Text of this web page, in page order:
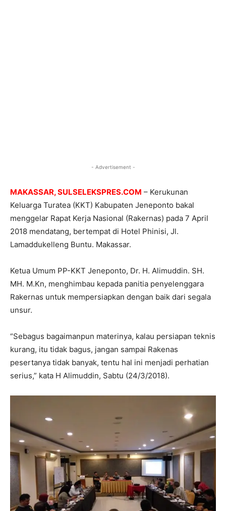
- Advertisement -
MAKASSAR, SULSELEKSPRES.COM – Kerukunan
Keluarga Turatea (KKT) Kabupaten Jeneponto bakal
menggelar Rapat Kerja Nasional (Rakernas) pada 7 April
2018 mendatang, bertempat di Hotel Phinisi, Jl.
Lamaddukelleng Buntu. Makassar.
Ketua Umum PP-KKT Jeneponto, Dr. H. Alimuddin. SH.
MH. M.Kn, menghimbau kepada panitia penyelenggara
Rakernas untuk mempersiapkan dengan baik dari segala
unsur.
“Sebagus bagaimanpun materinya, kalau persiapan teknis
kurang, itu tidak bagus, jangan sampai Rakenas
pesertanya tidak banyak, tentu hal ini menjadi perhatian
serius,” kata H Alimuddin, Sabtu (24/3/2018).